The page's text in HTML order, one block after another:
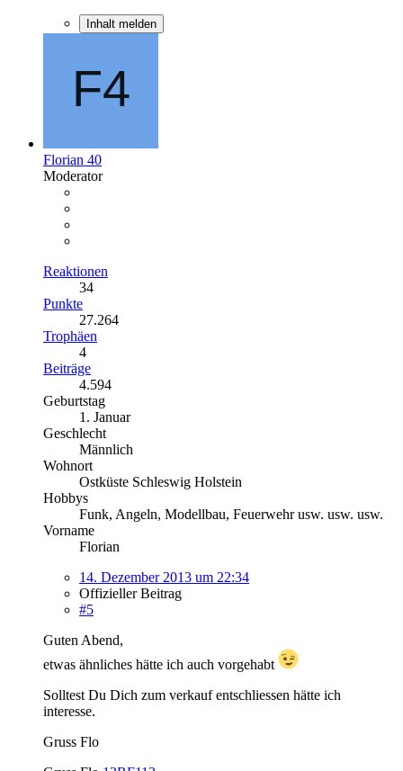
Inhalt melden
Florian 40
Moderator
Reaktionen
34
Punkte
27.264
Trophäen
4
Beiträge
4.594
Geburtstag
1. Januar
Geschlecht
Männlich
Wohnort
Ostküste Schleswig Holstein
Hobbys
Funk, Angeln, Modellbau, Feuerwehr usw. usw. usw.
Vorname
Florian
14. Dezember 2013 um 22:34
Offizieller Beitrag
#5
Guten Abend,
etwas ähnliches hätte ich auch vorgehabt
Solltest Du Dich zum verkauf entschliessen hätte ich
interesse.
Gruss Flo